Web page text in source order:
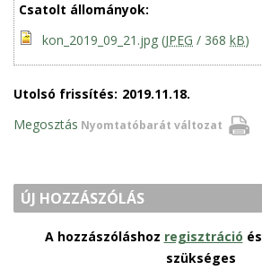
Csatolt állományok:
kon_2019_09_21.jpg (JPEG / 368 kB)
Utolsó frissítés: 2019.11.18.
Nyomtatóbarát változat
Megosztás
ÚJ HOZZÁSZÓLÁS
A hozzászóláshoz regisztráció és
szükséges